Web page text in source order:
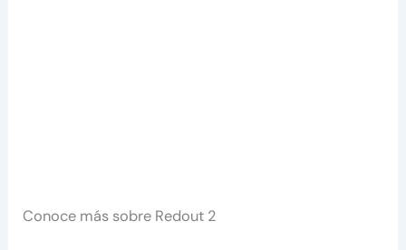
Conoce más sobre Redout 2